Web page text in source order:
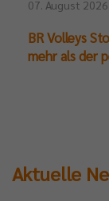
07. August 2026
BR Volleys
mehr als der
Aktuelle